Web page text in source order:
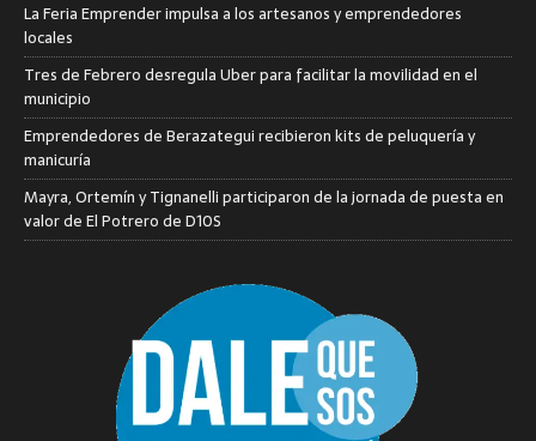
La Feria Emprender impulsa a los artesanos y emprendedores
locales
Tres de Febrero desregula Uber para facilitar la movilidad en el
municipio
Emprendedores de Berazategui recibieron kits de peluquería y
manicuría
Mayra, Ortemín y Tignanelli participaron de la jornada de puesta en
valor de El Potrero de D10S